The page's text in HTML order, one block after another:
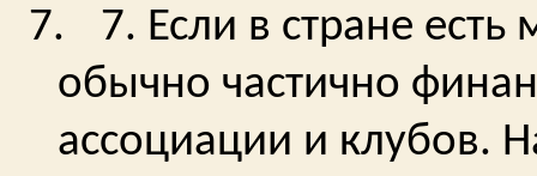
7.
7. Если в стране
обычно частично
ассоциации и клубов.